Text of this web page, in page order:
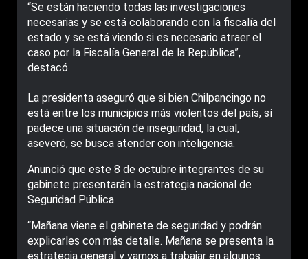
“Se están haciendo todas las investigaciones
necesarias y se está colaborando con la fiscalía del
estado y se está viendo si es necesario atraer el
caso por la Fiscalía General de la República”,
destacó.
La presidenta aseguró que si bien Chilpancingo no
está entre los municipios más violentos del país, sí
padece una situación de inseguridad, la cual,
aseveró, se busca atender con inteligencia.
Anunció que este 8 de octubre integrantes de su
gabinete presentarán la estrategia nacional de
Seguridad Pública.
“Mañana viene el gabinete de seguridad y podrán
explicarles con más detalle. Mañana se presenta la
estrategia general y vamos a trabajar en algunos